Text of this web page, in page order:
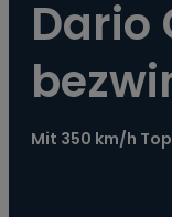
Dario
Mit 350 km/h